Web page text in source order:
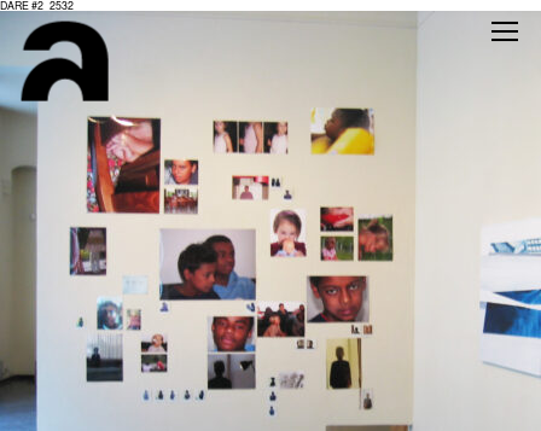
DARE #2_2532